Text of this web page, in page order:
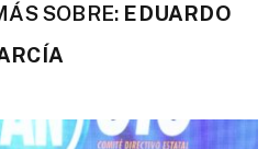
SOBRE: EDUARDO